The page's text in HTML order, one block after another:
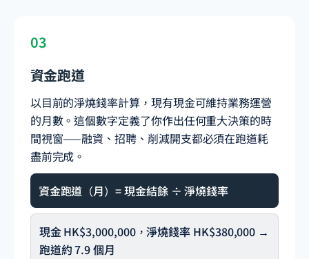
03
資金跑道
以目前的淨燒錢率計算，現有現金可維持業務運營
的月數。這個數字定義了你作出任何重大決策的時
間視窗——融資、招聘、削減開支都必須在跑道耗
盡前完成。
資金跑道（月）= 現金結餘 ÷ 淨燒錢率
現金 HK$3,000,000，淨燒錢率 HK$380,000 →
跑道約 7.9 個月